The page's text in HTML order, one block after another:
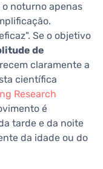
o noturno apenas
Se o objetivo
de
claramente a
científica
Research
é
tarde e da noite
da idade ou do